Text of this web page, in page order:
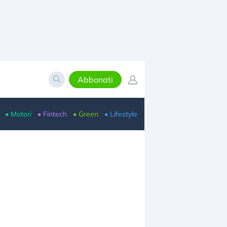
Abbonati
• Motori • Fintech • Green • Lifestyle